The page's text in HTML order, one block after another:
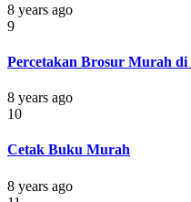
8 years ago
9
Percetakan Brosur Murah di
8 years ago
10
Cetak Buku Murah
8 years ago